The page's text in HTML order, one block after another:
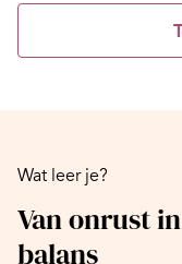
Wat leer je?
Van onrust
balans